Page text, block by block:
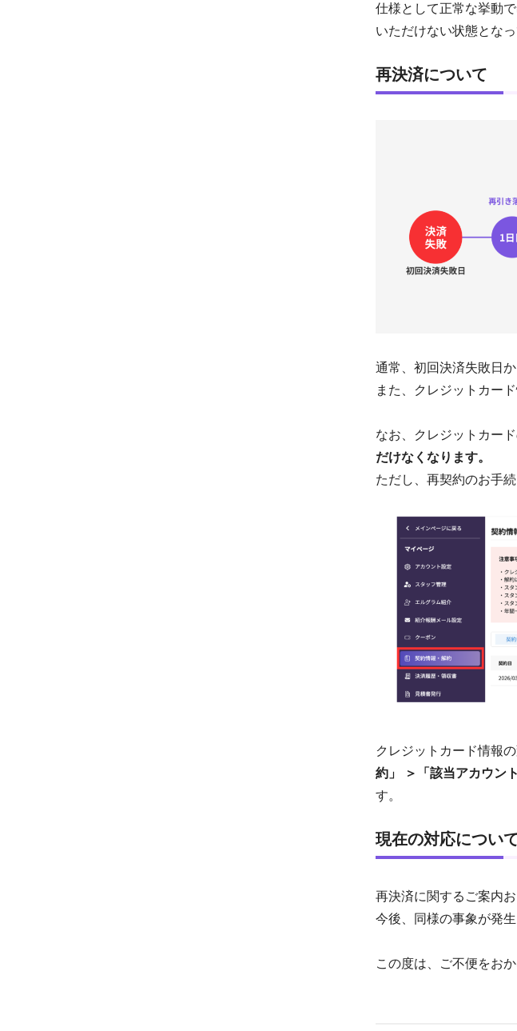
仕様として正常な挙動
いただけない状態とな
再決済について
通常、初回決済失敗日か
また、クレジットカー
なお、クレジットカー
だけなくなります。
ただし、再契約のお手
クレジットカード情報
約」 ＞「該当アカウン
す。
現在の対応につい
再決済に関するご案内
今後、同様の事象が発
この度は、ご不便をお